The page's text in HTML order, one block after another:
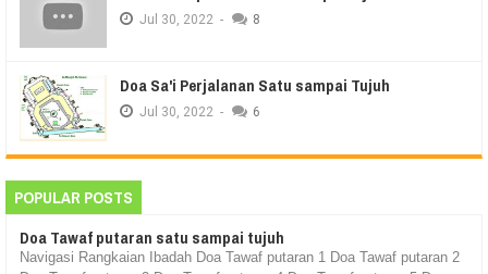
Jul 30, 2022 - 8
Doa Sa'i Perjalanan Satu sampai Tujuh
Jul 30, 2022 - 6
POPULAR POSTS
Doa Tawaf putaran satu sampai tujuh
Navigasi Rangkaian Ibadah Doa Tawaf putaran 1 Doa Tawaf putaran 2